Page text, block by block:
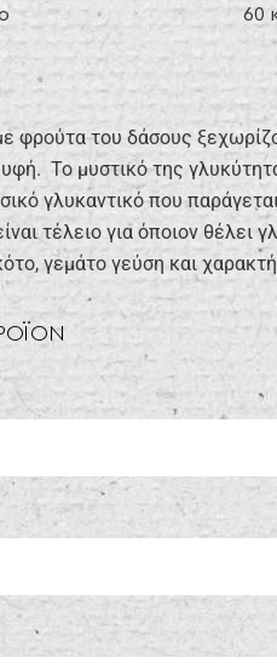
60
φρούτα του δάσους
Το μυστικό της
γλυκαντικό που
τέλειο για όποιον θέλει
γεμάτο γεύση και